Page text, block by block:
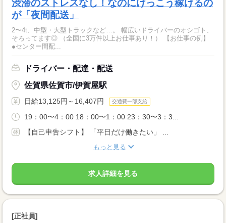
渋滞のストレスなし！なのにけっこう稼げるの
が「夜間配送」
2〜4t、中型・大型トラックなど…。 幅広いドライバーのオシゴト、
そろってます◎ （全国に3万件以上お仕事あり！） 【お仕事の例】
●センター間配...
ドライバー・配達・配送
佐賀県佐賀市/伊賀屋駅
日給13,125円～16,407円 交通費一部支給
19：00〜4：00 18：00〜1：00 23：30〜3：3...
【自己申告シフト】 「平日だけ働きたい」 ...
もっと見る
求人詳細を見る
[正社員]